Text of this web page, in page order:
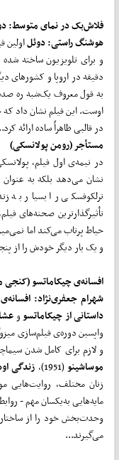
فلاشبک در نمای متوسط:
هوشنگ راستی:دوئل
و برای تلویزیون ساخته
دقیقه در اروپا و کشورهای
به قول معروف یک‌شبه ره
اوست. این فیلم نشان داد که
در قالبی ظاهراً ساده ارائه کرد...
مستأجر (رومن پولانسکی)
در نیمه‌ی اول فیلم،
نشان می‌دهد بلکه به عنوان
ترلکوفسکی را بسیار به
تأثیرگذارترین صحنه‌های
حیاط پرتاب می‌کند اما
و یک بار دیگر خودش را از
افسانه‌ی چیکاماتسو (کنجی
شهرام جعفری‌نژاد:
داستانی از چیکاماتسوو
و لازم برای کامل شدن
موساشینو
زندگی
زنان مختلف، روایت‌هایی
مایه‌هایی به‌یکسان مهم -
وحدت‌بخش خود را از ساختار
می‌گیرند...